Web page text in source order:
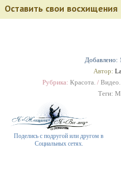
Добавлено:
Автор:
Рубрика: Красота. / Видео.
Теги:
Поделись с подругой или другом в
Социальных сетях.
Оставить свои восхищения